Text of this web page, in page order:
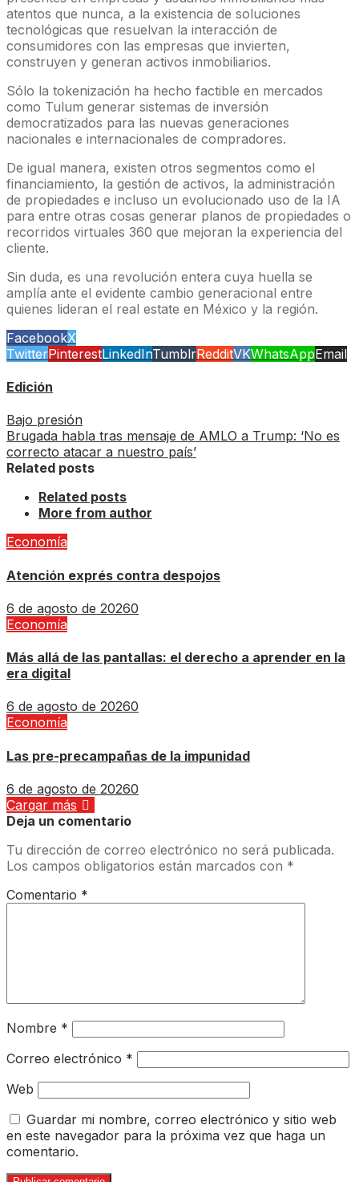
atentos que nunca, a la existencia de soluciones
tecnológicas que resuelvan la interacción de
consumidores con las empresas que invierten,
construyen y generan activos inmobiliarios.
Sólo la tokenización ha hecho factible en mercados
como Tulum generar sistemas de inversión
democratizados para las nuevas generaciones
nacionales e internacionales de compradores.
De igual manera, existen otros segmentos como el
financiamiento, la gestión de activos, la administración
de propiedades e incluso un evolucionado uso de la IA
para entre otras cosas generar planos de propiedades o
recorridos virtuales 360 que mejoran la experiencia del
cliente.
Sin duda, es una revolución entera cuya huella se
amplía ante el evidente cambio generacional entre
quienes lideran el real estate en México y la región.
FacebookX
TwitterPinterestLinkedInTumblrRedditVKWhatsAppEmail
Edición
Bajo presión
Brugada habla tras mensaje de AMLO a Trump: ‘No es
correcto atacar a nuestro país’
Related posts
Related posts
More from author
Economía
Atención exprés contra despojos
6 de agosto de 20260
Economía
Más allá de las pantallas: el derecho a aprender en la
era digital
6 de agosto de 20260
Economía
Las pre-precampañas de la impunidad
6 de agosto de 20260
Cargar más
Deja un comentario
Tu dirección de correo electrónico no será publicada.
Los campos obligatorios están marcados con *
Comentario *
Nombre *
Correo electrónico *
Web
Guardar mi nombre, correo electrónico y sitio web
en este navegador para la próxima vez que haga un
comentario.